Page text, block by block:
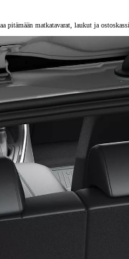
pitämään matkatavarat, laukut ja